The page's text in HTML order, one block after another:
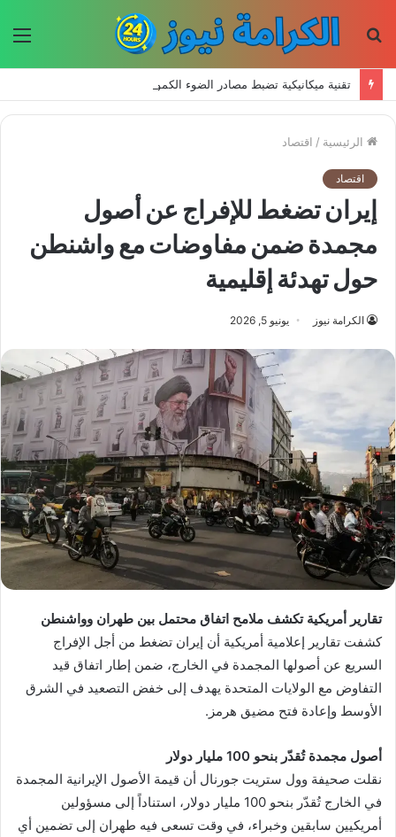
الرئيسية / اقتصاد
اقتصاد
إيران تضغط للإفراج عن أصول
مجمدة ضمن مفاوضات مع واشنطن
حول تهدئة إقليمية
الكرامة نيوز يونيو 5, 2026
تقارير أمريكية تكشف ملامح اتفاق محتمل بين طهران وواشنطن
كشفت تقارير إعلامية أمريكية أن إيران تضغط من أجل الإفراج
السريع عن أصولها المجمدة في الخارج، ضمن إطار اتفاق قيد
التفاوض مع الولايات المتحدة يهدف إلى خفض التصعيد في الشرق
الأوسط وإعادة فتح مضيق هرمز.
أصول مجمدة تُقدّر بنحو 100 مليار دولار
نقلت صحيفة وول ستريت جورنال أن قيمة الأصول الإيرانية المجمدة
في الخارج تُقدّر بنحو 100 مليار دولار، استناداً إلى مسؤولين
أمريكيين سابقين وخبراء، في وقت تسعى فيه طهران إلى تضمين أي